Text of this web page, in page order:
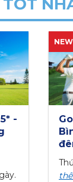
Golf tour
Bình 3 ngày 2
đêm - 2 vòng
Thứ 6 hàng tuần
thêm